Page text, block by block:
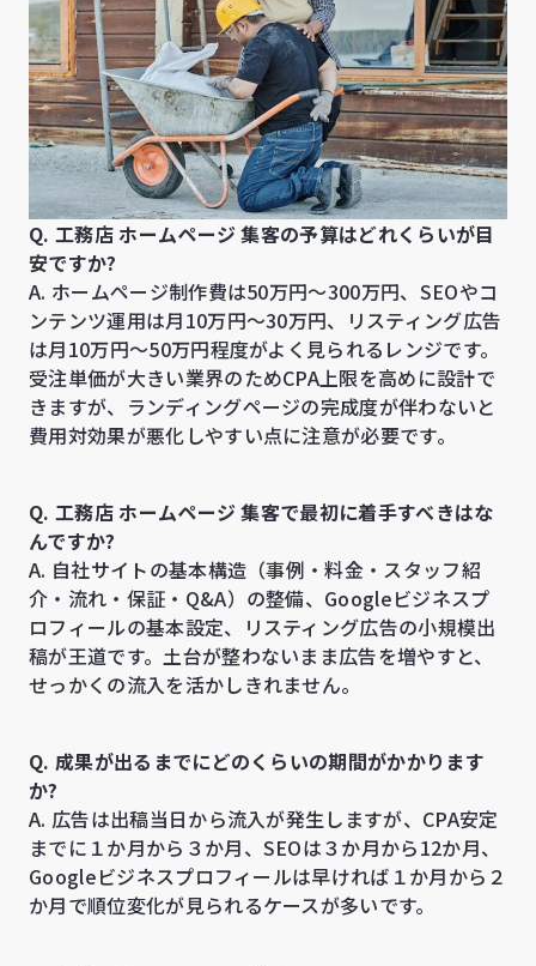
Q. 工務店 ホームページ 集客の予算はどれくらいが目
安ですか?
A. ホームページ制作費は50万円〜300万円、SEOやコ
ンテンツ運用は月10万円〜30万円、リスティング広告
は月10万円〜50万円程度がよく見られるレンジです。
受注単価が大きい業界のためCPA上限を高めに設計で
きますが、ランディングページの完成度が伴わないと
費用対効果が悪化しやすい点に注意が必要です。
Q. 工務店 ホームページ 集客で最初に着手すべきはな
んですか?
A. 自社サイトの基本構造（事例・料金・スタッフ紹
介・流れ・保証・Q&A）の整備、Googleビジネスプ
ロフィールの基本設定、リスティング広告の小規模出
稿が王道です。土台が整わないまま広告を増やすと、
せっかくの流入を活かしきれません。
Q. 成果が出るまでにどのくらいの期間がかかります
か?
A. 広告は出稿当日から流入が発生しますが、CPA安定
までに１か月から３か月、SEOは３か月から12か月、
Googleビジネスプロフィールは早ければ１か月から２
か月で順位変化が見られるケースが多いです。